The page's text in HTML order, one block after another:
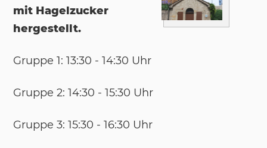
mit Hagelzucker
hergestellt.
Grup­pe 1: 13:30 - 14:30 Uhr
Grup­pe 2: 14:30 - 15:30 Uhr
Grup­pe 3: 15:30 - 16:30 Uhr